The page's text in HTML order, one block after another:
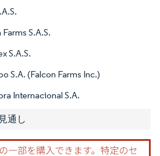
S.A.S.
S.A.S.
S.A. (Falcon Farms Inc.)
Internacional S.A.
通し